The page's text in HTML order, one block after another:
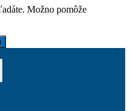
Možno pomôže